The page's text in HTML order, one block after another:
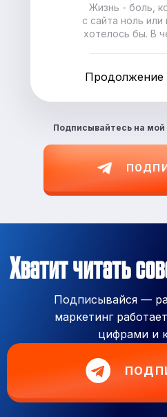
Подписывайтесь на мой
Жизнь - боль,
с сайта ноль
хотелось бы. В
Продолжение
Хватит читать
Подписывайся —
маркетинг работает
цифрами и